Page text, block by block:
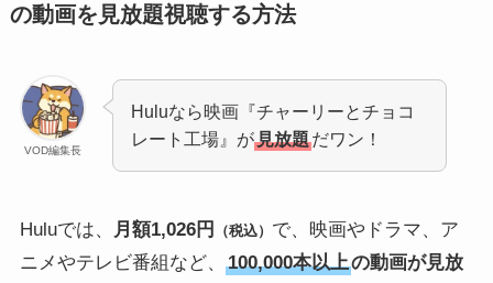
の動画を見放題視聴する方法
VOD編集長
Huluなら映画『チャーリーとチョコ
レート工場』が見放題だワン！
Huluでは、 月額1,026円 （税込） で、映画やドラマ、ア
ニメやテレビ番組など、
100,000本以上の動画が見放